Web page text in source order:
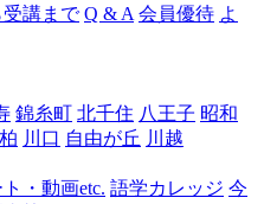
ャ
窪
受講まで Q & A 会員優待 よ
錦糸町 北千住 八王子 昭和
柏 川口 自由が丘 川越
・動画etc. 語学カレッジ 今